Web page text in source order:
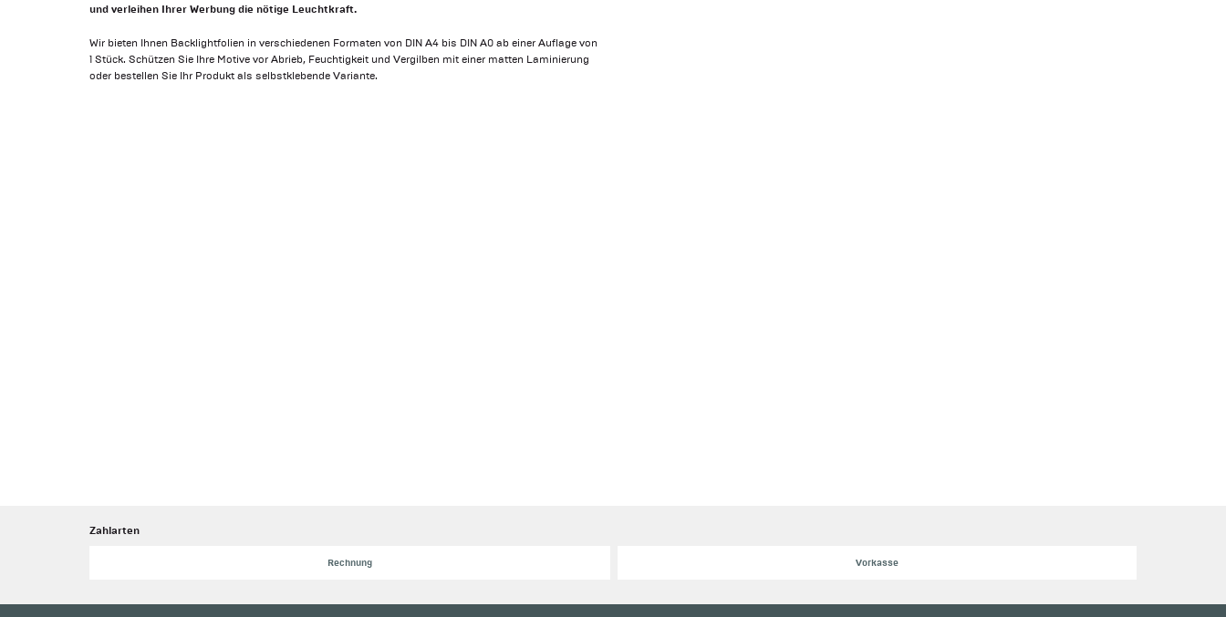
und verleihen Ihrer Werbung die nötige Leuchtkraft.
Wir bieten Ihnen Backlightfolien in verschiedenen Formaten von DIN A4 bis DIN A0 ab einer Auflage von
1 Stück. Schützen Sie Ihre Motive vor Abrieb, Feuchtigkeit und Vergilben mit einer matten Laminierung
oder bestellen Sie Ihr Produkt als selbstklebende Variante.
Zahlarten
Rechnung Vorkasse